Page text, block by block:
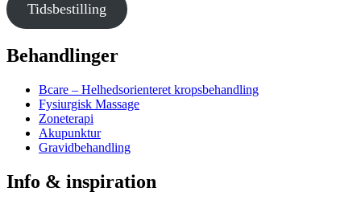
Tidsbestilling
Behandlinger
Bcare – Helhedsorienteret kropsbehandling
Fysiurgisk Massage
Zoneterapi
Akupunktur
Gravidbehandling
Info & inspiration